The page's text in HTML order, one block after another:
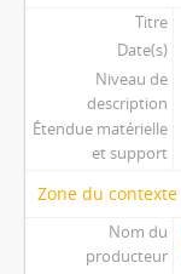
Titre
Date(s)
Niveau de
description
Étendue matérielle
et support
Zone du contexte
Nom du
producteur